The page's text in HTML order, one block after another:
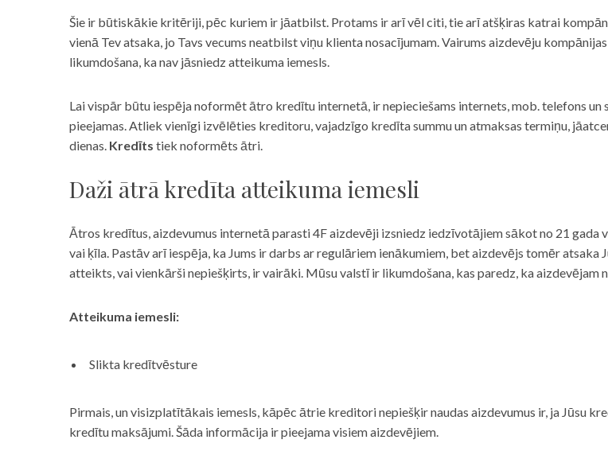
Šie ir būtiskākie kritēriji, pēc kuriem ir jāatbilst. Protams ir arī vēl citi, tie arī atšķiras katrai
vienā Tev atsaka, jo Tavs vecums neatbilst viņu klienta nosacījumam. Vairums aizdevēju
likumdošana, ka nav jāsniedz atteikuma iemesls.
Lai vispār būtu iespēja noformēt ātro kredītu internetā, ir nepieciešams internets, mob. telefons
pieejamas. Atliek vienīgi izvēlēties kreditoru, vajadzīgo kredīta summu un atmaksas termiņu,
dienas. Kredīts tiek noformēts ātri.
Daži ātrā kredīta atteikuma iemesli
Ātros kredītus, aizdevumus internetā parasti 4F aizdevēji izsniedz iedzīvotājiem sākot no 21 gada
vai ķīla. Pastāv arī iespēja, ka Jums ir darbs ar regulāriem ienākumiem, bet aizdevējs tomēr atsaka
atteikts, vai vienkārši nepiešķirts, ir vairāki. Mūsu valstī ir likumdošana, kas paredz, ka
Atteikuma iemesli:
Slikta kredītvēsture
Pirmais, un visizplatītākais iemesls, kāpēc ātrie kreditori nepiešķir naudas aizdevumus ir, ja Jūsu
kredītu maksājumi. Šāda informācija ir pieejama visiem aizdevējiem.